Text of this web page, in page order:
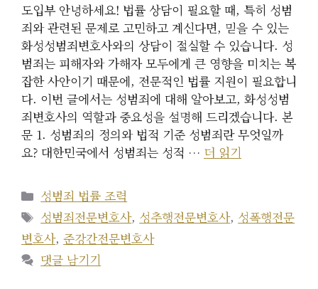
도입부 안녕하세요! 법률 상담이 필요할 때, 특히 성범
죄와 관련된 문제로 고민하고 계신다면, 믿을 수 있는
화성성범죄변호사와의 상담이 절실할 수 있습니다. 성
범죄는 피해자와 가해자 모두에게 큰 영향을 미치는 복
잡한 사안이기 때문에, 전문적인 법률 지원이 필요합니
다. 이번 글에서는 성범죄에 대해 알아보고, 화성성범
죄변호사의 역할과 중요성을 설명해 드리겠습니다. 본
문 1. 성범죄의 정의와 법적 기준 성범죄란 무엇일까
요? 대한민국에서 성범죄는 성적 … 더 읽기
카
테
고
리
성범죄 법률 조력
태
그
성범죄전문변호사, 성추행전문변호사, 성폭행전문
변호사, 준강간전문변호사
댓글 남기기